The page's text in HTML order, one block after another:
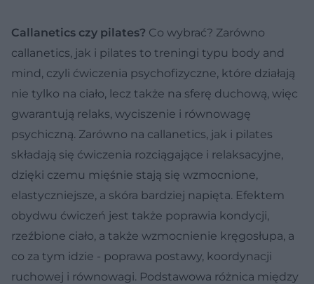
Callanetics czy pilates? Co wybrać? Zarówno
callanetics, jak i pilates to treningi typu body and
mind, czyli ćwiczenia psychofizyczne, które działają
nie tylko na ciało, lecz także na sferę duchową, więc
gwarantują relaks, wyciszenie i równowagę
psychiczną. Zarówno na callanetics, jak i pilates
składają się ćwiczenia rozciągające i relaksacyjne,
dzięki czemu mięśnie stają się wzmocnione,
elastyczniejsze, a skóra bardziej napięta. Efektem
obydwu ćwiczeń jest także poprawia kondycji,
rzeźbione ciało, a także wzmocnienie kręgosłupa, a
co za tym idzie - poprawa postawy, koordynacji
ruchowej i równowagi. Podstawowa różnica między